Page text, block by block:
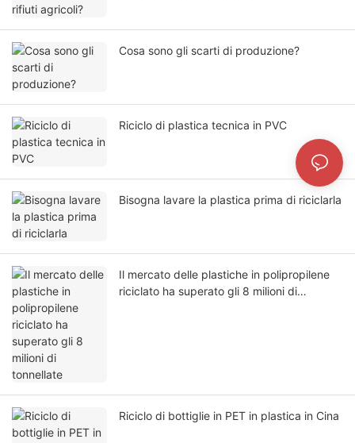
Cosa sono gli scarti di produzione?
Riciclo di plastica tecnica in PVC
Bisogna lavare la plastica prima di riciclarla
Il mercato delle plastiche in polipropilene
riciclato ha superato gli 8 milioni di
Riciclo di bottiglie in PET in plastica in Cina